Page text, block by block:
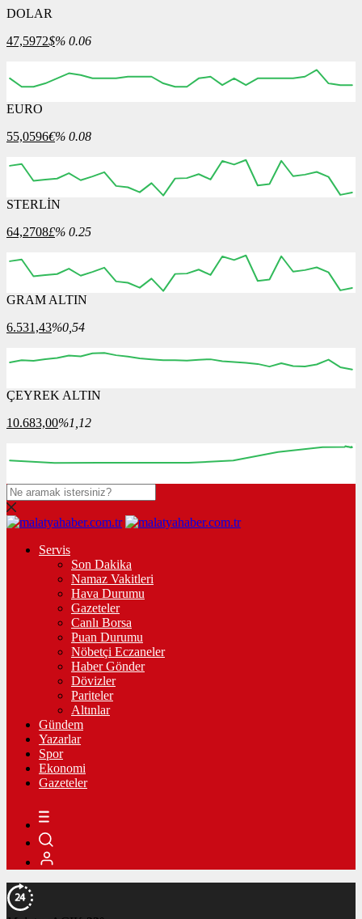
DOLAR
47,5972$% 0.06
08:00
EURO
55,0596€% 0.08
08:00
STERLİN
64,2708£% 0.25
08:00 09:00
GRAM ALTIN
6.531,43%0,54
08:00 09:00
ÇEYREK ALTIN
10.683,00%1,12
00:00 00:00
Servis
Son Dakika
Namaz Vakitleri
Hava Durumu
Gazeteler
Canlı Borsa
Puan Durumu
Nöbetçi Eczaneler
Haber Gönder
Dövizler
Pariteler
Altınlar
Gündem
Yazarlar
Spor
Ekonomi
Gazeteler